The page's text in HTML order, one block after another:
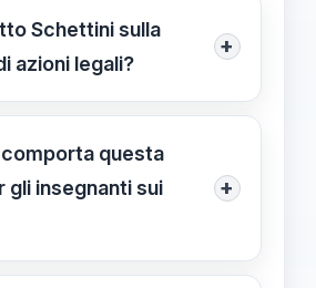
scolastica a like
sui social, mantenendo
Schettini sulla
azioni legali?
+
di essere in fase di
azioni legali per
accuse infondate e
comporta questa
gli insegnanti sui
+
sulla gestione dei